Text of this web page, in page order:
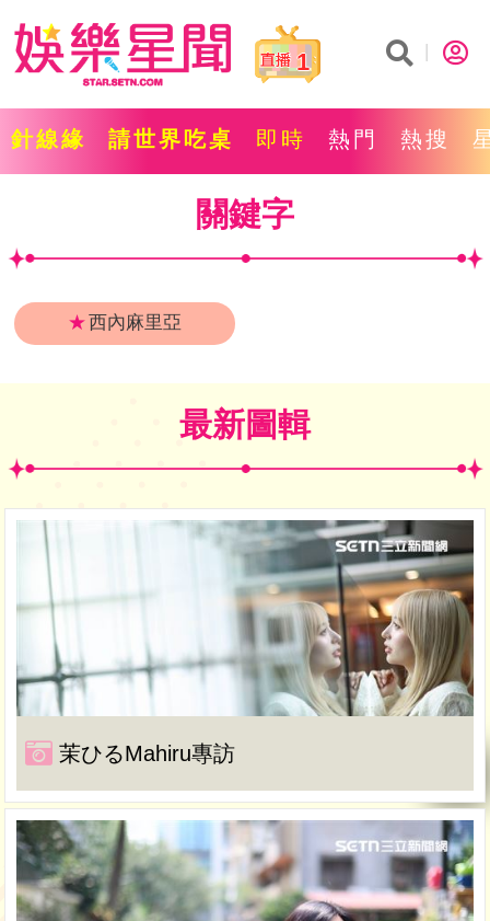
1
針線緣 請世界吃桌 即時 熱門 熱搜
關鍵字
★ 西內麻里亞
最新圖輯
茉ひるMahiru專訪